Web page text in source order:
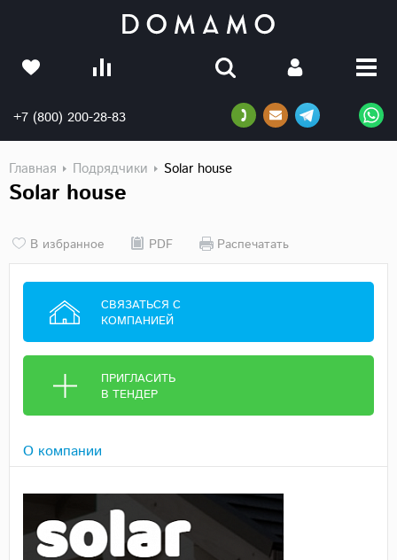
+7 (800) 200-28-83
Главная Подрядчики Solar house
Solar house
В избранное PDF Распечатать
СВЯЗАТЬСЯ С
КОМПАНИЕЙ
ПРИГЛАСИТЬ
В ТЕНДЕР
О компании